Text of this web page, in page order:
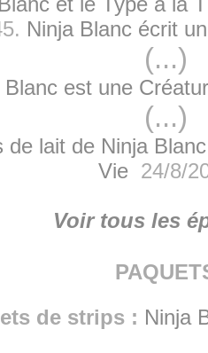
Ninja Blanc écrit
(...)
Blanc est une
(...)
de lait de Ninja
Vie24/8/
Voir tous les
de strips : Ninja